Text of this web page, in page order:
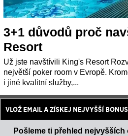
3+1 důvodů proč
Resort
Už jste navštívili King's Resort
největší poker room v Evropě.
i jiné kvalitní služby,...
VLOŽ EMAIL A ZÍSKEJ NEJVYŠŠÍ BONUS
Pošleme ti přehled nejvyšších